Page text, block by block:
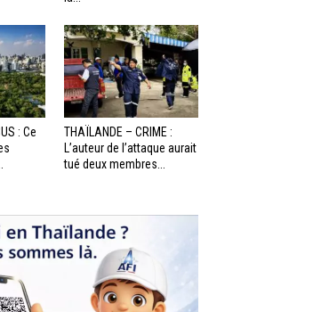
: Ce
THAÏLANDE – CRIME :
L’auteur de l’attaque aurait
tué deux membres...